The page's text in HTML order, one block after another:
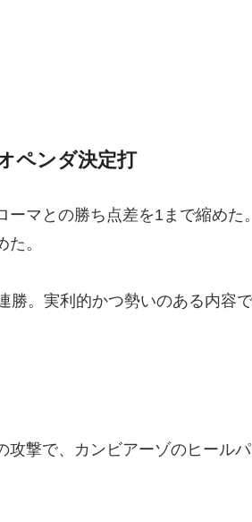
ペンダ決定打
マとの勝ち点差を1まで縮めた
。
。実利的かつ勢いのある内容
撃で、カンビアーゾのヒール